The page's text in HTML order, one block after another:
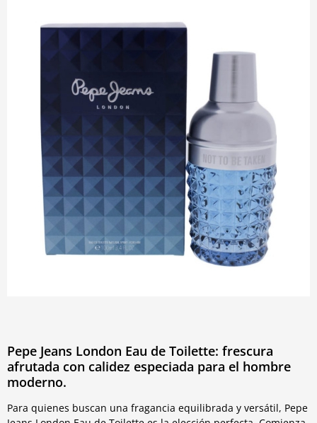
Pepe Jeans London Eau de Toilette: frescura
afrutada con calidez especiada para el hombre
moderno.
Para quienes buscan una fragancia equilibrada y versátil, Pepe